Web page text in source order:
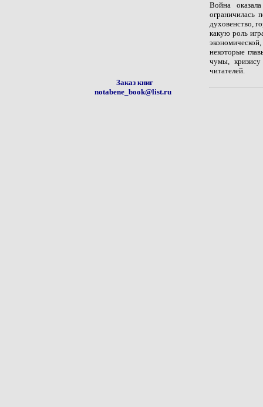
Война
ограничилась
духовенство,
какую роль
некоторые
чумы,
читателей.
Заказ книг
notabene_book@list.ru